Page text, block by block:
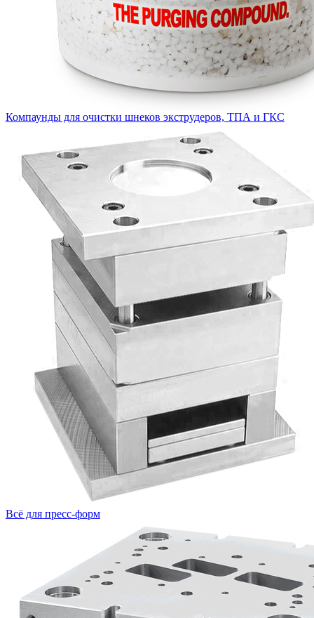
Компаунды для очистки шнеков экструдеров, ТПА и ГКС
Всё для пресс-форм